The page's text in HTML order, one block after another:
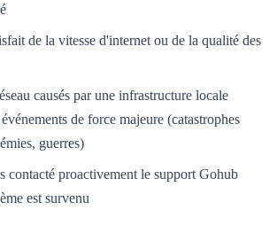
de la vitesse d'internet ou de la qualité des
causés par une infrastructure locale
de force majeure (catastrophes
guerres)
contacté proactivement le support Gohub
est survenu